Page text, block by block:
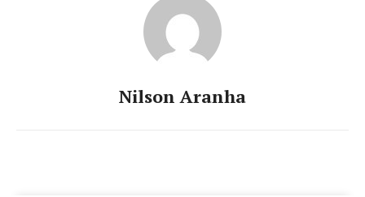
Nilson Aranha